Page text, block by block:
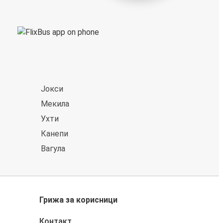
Јокси
Мекила
Ухти
Канепи
Вагула
Грижа за корисници